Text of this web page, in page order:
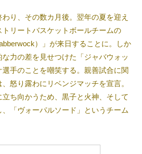
り、その数カ月後。翌年の夏を迎え
トリートバスケットボールチームの
）」が来日することに。しか
な力の差を見せつけた「ジャバウォッ
手のことを嘲笑する。親善試合に関
怒り露わにリベンジマッチを宣言。
立ち向かうため、黒子と火神、そして
「ヴォーパルソード」というチーム